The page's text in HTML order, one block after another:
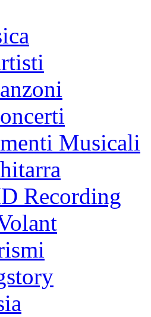
Musicali
Recording